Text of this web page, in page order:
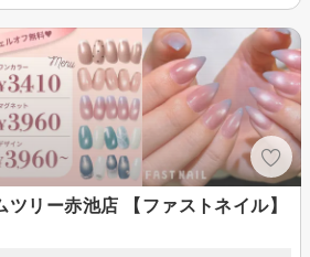
リー赤池店 【ファストネイル】